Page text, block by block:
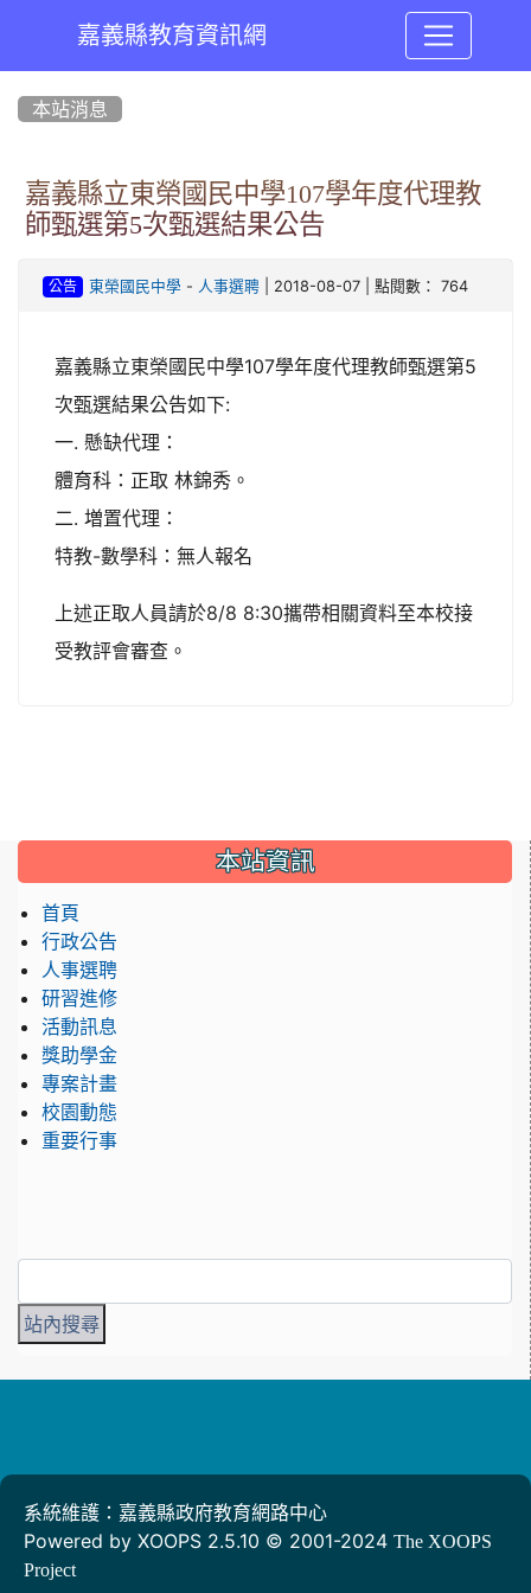
嘉義縣教育資訊網
本站消息
嘉義縣立東榮國民中學107學年度代理教
師甄選第5次甄選結果公告
公告 東榮國民中學- 人事選聘| 2018-08-07 | 點閱數： 764
嘉義縣立東榮國民中學107學年度代理教師甄選第5
次甄選結果公告如下:
一. 懸缺代理：
體育科：正取 林錦秀。
二. 増置代理：
特教-數學科：無人報名
上述正取人員請於8/8 8:30攜帶相關資料至本校接
受教評會審查。
::: 本站資訊
首頁
行政公告
人事選聘
研習進修
活動訊息
獎助學金
專案計畫
校園動態
重要行事
系統維護：嘉義縣政府教育網路中心
Powered by XOOPS 2.5.10 © 2001-2024 The XOOPS
Project